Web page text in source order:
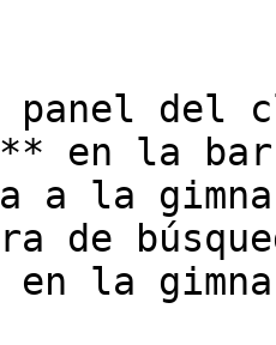
panel del
en la
a la
de
la